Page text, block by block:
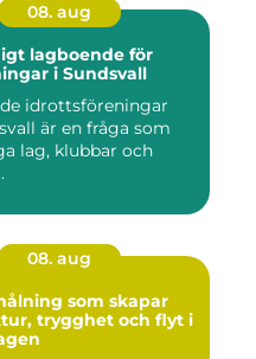
08. aug
lagboende för
i Sundsvall
idrottsföreningar
är en fråga som
lag, klubbar och
08. aug
som skapar
trygghet och flyt i